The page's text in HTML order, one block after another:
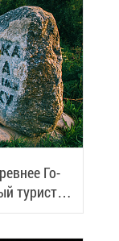
Го­
ту­ри­сти­